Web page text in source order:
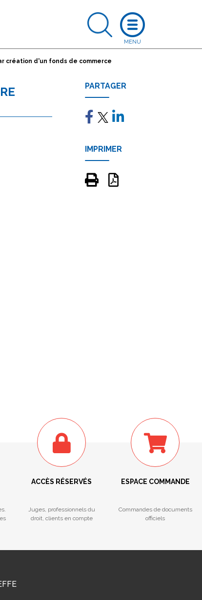
création d'un fonds de commerce
PARTAGER
IMPRIMER
ACCÈS RÉSERVÉS
Juges, professionnels du
droit, clients en compte
ESPACE COMMANDE
Commandes de documents
officiels